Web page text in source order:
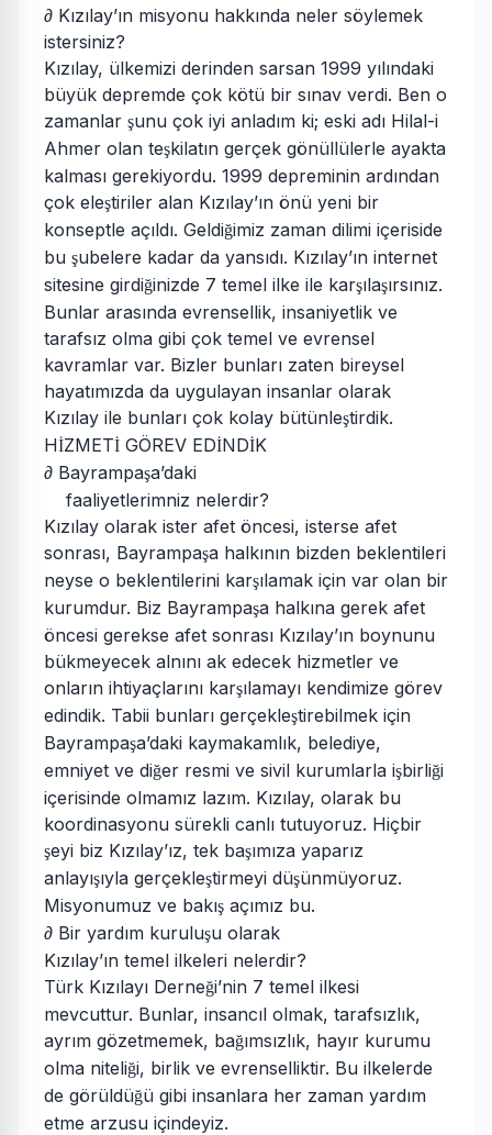
∂ Kızılay’ın misyonu hakkında neler söylemek
istersiniz?
Kızılay, ülkemizi derinden sarsan 1999 yılındaki
büyük depremde çok kötü bir sınav verdi. Ben o
zamanlar şunu çok iyi anladım ki; eski adı Hilal-i
Ahmer olan teşkilatın gerçek gönüllülerle ayakta
kalması gerekiyordu. 1999 depreminin ardından
çok eleştiriler alan Kızılay’ın önü yeni bir
konseptle açıldı. Geldiğimiz zaman dilimi içeriside
bu şubelere kadar da yansıdı. Kızılay’ın internet
sitesine girdiğinizde 7 temel ilke ile karşılaşırsınız.
Bunlar arasında evrensellik, insaniyetlik ve
tarafsız olma gibi çok temel ve evrensel
kavramlar var. Bizler bunları zaten bireysel
hayatımızda da uygulayan insanlar olarak
Kızılay ile bunları çok kolay bütünleştirdik.
HİZMETİ GÖREV EDİNDİK
∂ Bayrampaşa’daki
faaliyetlerimniz nelerdir?
Kızılay olarak ister afet öncesi, isterse afet
sonrası, Bayrampaşa halkının bizden beklentileri
neyse o beklentilerini karşılamak için var olan bir
kurumdur. Biz Bayrampaşa halkına gerek afet
öncesi gerekse afet sonrası Kızılay’ın boynunu
bükmeyecek alnını ak edecek hizmetler ve
onların ihtiyaçlarını karşılamayı kendimize görev
edindik. Tabii bunları gerçekleştirebilmek için
Bayrampaşa’daki kaymakamlık, belediye,
emniyet ve diğer resmi ve sivil kurumlarla işbirliği
içerisinde olmamız lazım. Kızılay, olarak bu
koordinasyonu sürekli canlı tutuyoruz. Hiçbir
şeyi biz Kızılay’ız, tek başımıza yaparız
anlayışıyla gerçekleştirmeyi düşünmüyoruz.
Misyonumuz ve bakış açımız bu.
∂ Bir yardım kuruluşu olarak
Kızılay’ın temel ilkeleri nelerdir?
Türk Kızılayı Derneği’nin 7 temel ilkesi
mevcuttur. Bunlar, insancıl olmak, tarafsızlık,
ayrım gözetmemek, bağımsızlık, hayır kurumu
olma niteliği, birlik ve evrenselliktir. Bu ilkelerde
de görüldüğü gibi insanlara her zaman yardım
etme arzusu içindeyiz.